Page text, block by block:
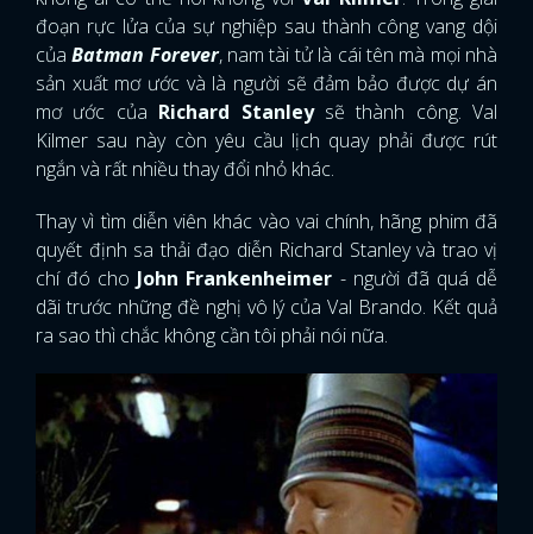
đoạn rực lửa của sự nghiệp sau thành công vang dội
củaBatman Forever, nam tài tử là cái tên mà mọi nhà
sản xuất mơ ước và là người sẽ đảm bảo được dự án
mơ ước của Richard Stanleysẽ thành công. Val
Kilmer sau này còn yêu cầu lịch quay phải được rút
ngắn và rất nhiều thay đổi nhỏ khác.
Thay vì tìm diễn viên khác vào vai chính, hãng phim đã
quyết định sa thải đạo diễn Richard Stanley và trao vị
chí đó cho John Frankenheimer - người đã quá dễ
dãi trước những đề nghị vô lý của Val Brando. Kết quả
ra sao thì chắc không cần tôi phải nói nữa.